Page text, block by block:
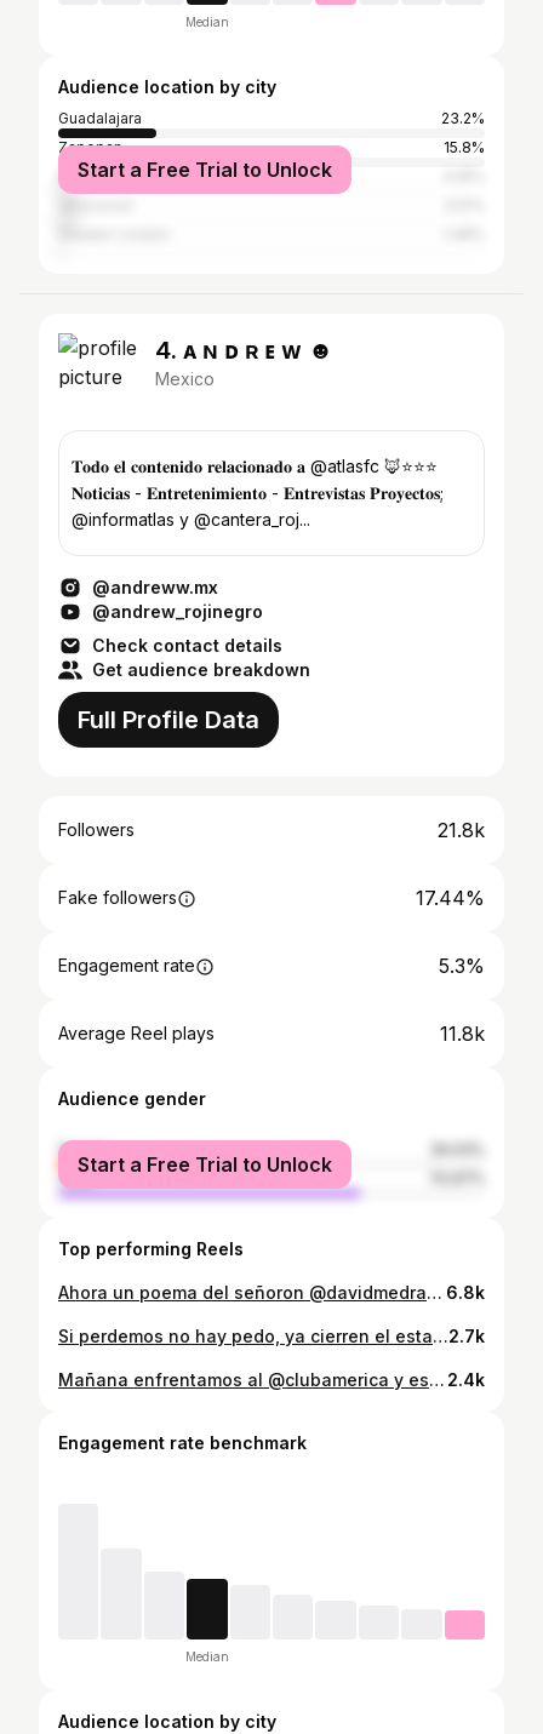
Median
Audience location by city
Guadalajara
23.2%
Zapopan
15.8%
Mexico City
Start a Free Trial to Unlock
4. ᴀ ɴ ᴅ ʀ ᴇ ᴡ ☻
Mexico
𝐓𝐨𝐝𝐨 𝐞𝐥 𝐜𝐨𝐧𝐭𝐞𝐧𝐢𝐝𝐨 𝐫𝐞𝐥𝐚𝐜𝐢𝐨𝐧𝐚𝐝𝐨 𝐚 @atlasfc 🦊⭐️⭐️⭐️
𝐍𝐨𝐭𝐢𝐜𝐢𝐚𝐬 - 𝐄𝐧𝐭𝐫𝐞𝐭𝐞𝐧𝐢𝐦𝐢𝐞𝐧𝐭𝐨 - 𝐄𝐧𝐭𝐫𝐞𝐯𝐢𝐬𝐭𝐚𝐬 𝐏𝐫𝐨𝐲𝐞𝐜𝐭𝐨𝐬;
@informatlas y @cantera_roj...
@andreww.mx
@andrew_rojinegro
Check contact details
Get audience breakdown
Full Profile Data
Followers 21.8k
Fake followers 17.44%
Engagement rate 5.3%
Average Reel plays 11.8k
Audience gender
female
male
Start a Free Trial to Unlock
Top performing Reels
Ahora un poema del señoron @davidmedranofelix 😍 6.8k
Si perdemos no hay pedo, ya cierren el estadio que ese vale por 3 🤯2.7k
Mañana enfrentamos al @clubamerica y es un momento perfecto para recordar aquella ocasión en la que @brianlozano18 marcaba este golazo, nominado a un PUSKAS. 2.4k
Engagement rate benchmark
Median
Audience location by city